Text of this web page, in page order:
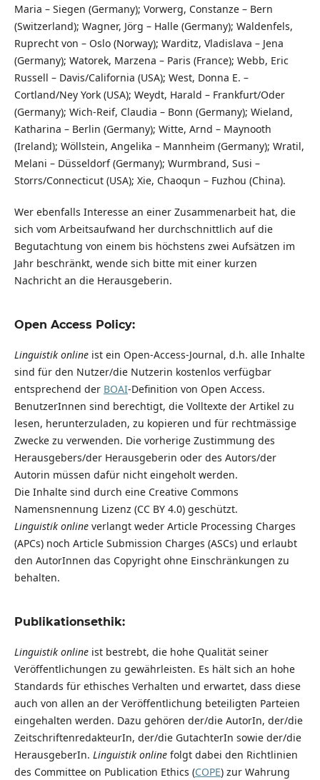
Maria – Siegen (Germany); Vorwerg, Constanze – Bern
(Switzerland); Wagner, Jörg – Halle (Germany); Waldenfels,
Ruprecht von – Oslo (Norway); Warditz, Vladislava – Jena
(Germany); Watorek, Marzena – Paris (France); Webb, Eric
Russell – Davis/California (USA); West, Donna E. –
Cortland/Ney York (USA); Weydt, Harald – Frankfurt/Oder
(Germany); Wich-Reif, Claudia – Bonn (Germany); Wieland,
Katharina – Berlin (Germany); Witte, Arnd – Maynooth
(Ireland); Wöllstein, Angelika – Mannheim (Germany); Wratil,
Melani – Düsseldorf (Germany); Wurmbrand, Susi –
Storrs/Connecticut (USA); Xie, Chaoqun – Fuzhou (China).
Wer ebenfalls Interesse an einer Zusammenarbeit hat, die
sich vom Arbeitsaufwand her durchschnittlich auf die
Begutachtung von einem bis höchstens zwei Aufsätzen im
Jahr beschränkt, wende sich bitte mit einer kurzen
Nachricht an die Herausgeberin.
Open Access Policy:
Linguistik online ist ein Open-Access-Journal, d.h. alle Inhalte
sind für den Nutzer/die Nutzerin kostenlos verfügbar
entsprechend der BOAI-Definition von Open Access.
BenutzerInnen sind berechtigt, die Volltexte der Artikel zu
lesen, herunterzuladen, zu kopieren und für rechtmässige
Zwecke zu verwenden. Die vorherige Zustimmung des
Herausgebers/der Herausgeberin oder des Autors/der
Autorin müssen dafür nicht eingeholt werden.
Die Inhalte sind durch eine Creative Commons
Namensnennung Lizenz (CC BY 4.0) geschützt.
Linguistik online verlangt weder Article Processing Charges
(APCs) noch Article Submission Charges (ASCs) und erlaubt
den AutorInnen das Copyright ohne Einschränkungen zu
behalten.
Publikationsethik:
Linguistik online ist bestrebt, die hohe Qualität seiner
Veröffentlichungen zu gewährleisten. Es hält sich an hohe
Standards für ethisches Verhalten und erwartet, dass diese
auch von allen an der Veröffentlichung beteiligten Parteien
eingehalten werden. Dazu gehören der/die AutorIn, der/die
ZeitschriftenredakteurIn, der/die GutachterIn sowie der/die
HerausgeberIn. Linguistik onlinefolgt dabei den Richtlinien
des Committee on Publication Ethics (COPE) zur Wahrung